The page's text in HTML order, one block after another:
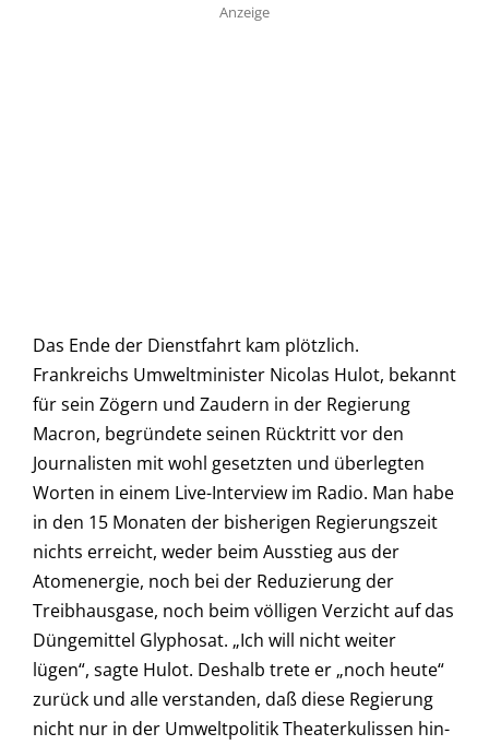
Anzeige
Das Ende der Dienstfahrt kam plötzlich.
Frankreichs Umweltminister Nicolas Hulot, bekannt
für sein Zögern und Zaudern in der Regierung
Macron, begründete seinen Rücktritt vor den
Journalisten mit wohl gesetzten und überlegten
Worten in einem Live-Interview im Radio. Man habe
in den 15 Monaten der bisherigen Regierungszeit
nichts erreicht, weder beim Ausstieg aus der
Atomenergie, noch bei der Reduzierung der
Treibhausgase, noch beim völligen Verzicht auf das
Düngemittel Glyphosat. „Ich will nicht weiter
lügen“, sagte Hulot. Deshalb trete er „noch heute“
zurück und alle verstanden, daß diese Regierung
nicht nur in der Umweltpolitik Theaterkulissen hin-